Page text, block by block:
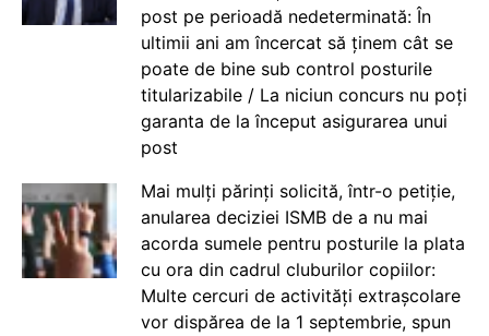
post pe perioadă nedeterminată: În
ultimii ani am încercat să ținem cât se
poate de bine sub control posturile
titularizabile / La niciun concurs nu poți
garanta de la început asigurarea unui
post
Mai mulți părinți solicită, într-o petiție,
anularea deciziei ISMB de a nu mai
acorda sumele pentru posturile la plata
cu ora din cadrul cluburilor copiilor:
Multe cercuri de activități extrașcolare
vor dispărea de la 1 septembrie, spun